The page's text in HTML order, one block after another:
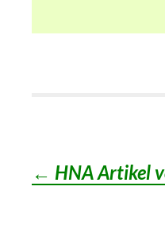
Post
← HNA Artikel